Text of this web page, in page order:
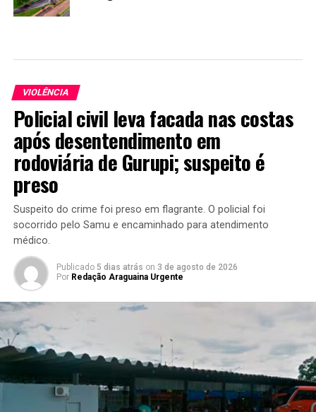
VIOLÊNCIA
Policial civil leva facada nas costas
após desentendimento em
rodoviária de Gurupi; suspeito é
preso
Suspeito do crime foi preso em flagrante. O policial foi
socorrido pelo Samu e encaminhado para atendimento
médico.
Publicado 5 dias atrás on 3 de agosto de 2026
Por Redação Araguaina Urgente